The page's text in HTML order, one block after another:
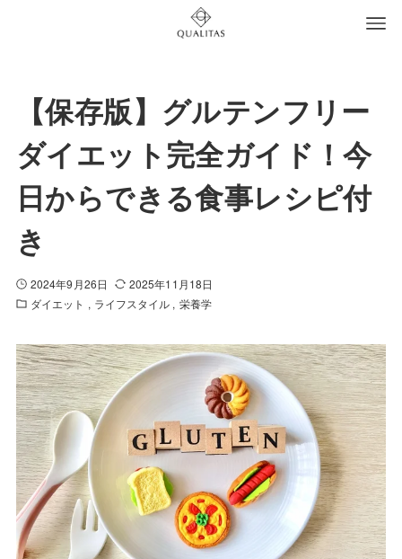
【保存版】グルテンフリー
ダイエット完全ガイド！今
日からできる食事レシピ付
き
2024年9月26日
2025年11月18日
ダイエット
ライフスタイル 栄養学